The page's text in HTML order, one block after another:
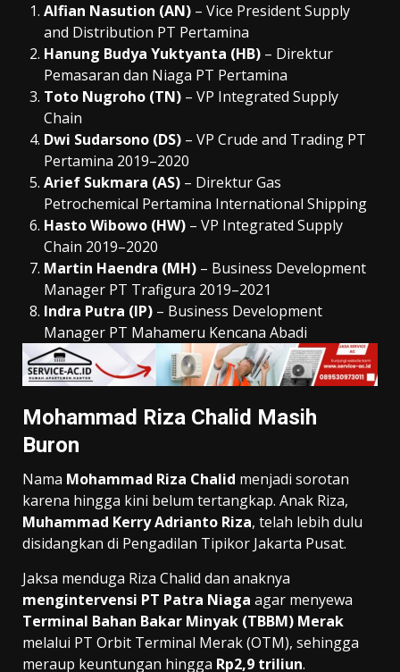
Alfian Nasution (AN) – Vice President Supply
and Distribution PT Pertamina
Hanung Budya Yuktyanta (HB) – Direktur
Pemasaran dan Niaga PT Pertamina
Toto Nugroho (TN) – VP Integrated Supply
Chain
Dwi Sudarsono (DS) – VP Crude and Trading PT
Pertamina 2019–2020
Arief Sukmara (AS) – Direktur Gas
Petrochemical Pertamina International Shipping
Hasto Wibowo (HW) – VP Integrated Supply
Chain 2019–2020
Martin Haendra (MH) – Business Development
Manager PT Trafigura 2019–2021
Indra Putra (IP) – Business Development
Manager PT Mahameru Kencana Abadi
Mohammad Riza Chalid Masih
Buron
Nama Mohammad Riza Chalid menjadi sorotan
karena hingga kini belum tertangkap. Anak Riza,
Muhammad Kerry Adrianto Riza, telah lebih dulu
disidangkan di Pengadilan Tipikor Jakarta Pusat.
Jaksa menduga Riza Chalid dan anaknya
mengintervensi PT Patra Niaga agar menyewa
Terminal Bahan Bakar Minyak (TBBM) Merak
melalui PT Orbit Terminal Merak (OTM), sehingga
meraup keuntungan hingga Rp2,9 triliun.